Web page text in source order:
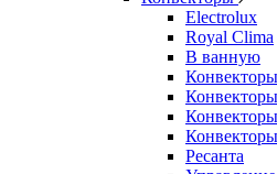
Electrolux
Royal Clima
В ванную
Ресанта